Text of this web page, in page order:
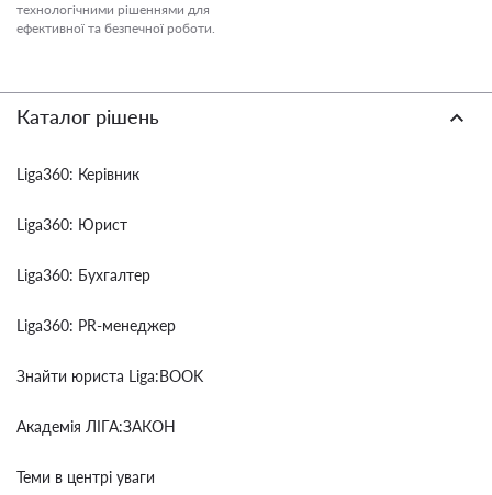
технологічними рішеннями для
ефективної та безпечної роботи.
Каталог рішень
Liga360: Керівник
Liga360: Юрист
Liga360: Бухгалтер
Liga360: PR-менеджер
Знайти юриста Liga:BOOK
Академія ЛІГА:ЗАКОН
Теми в центрі уваги